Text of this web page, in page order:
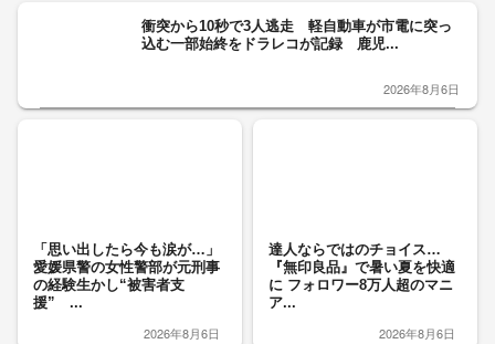
衝突から10秒で3人逃走 軽自動車が市電に突っ
込む一部始終をドラレコが記録 鹿児...
2026年8月6日
「思い出したら今も涙が…」
愛媛県警の女性警部が元刑事
の経験生かし“被害者支
援” ...
2026年8月6日
達人ならではのチョイス…
『無印良品』で暑い夏を快適
に フォロワー8万人超のマニ
ア...
2026年8月6日